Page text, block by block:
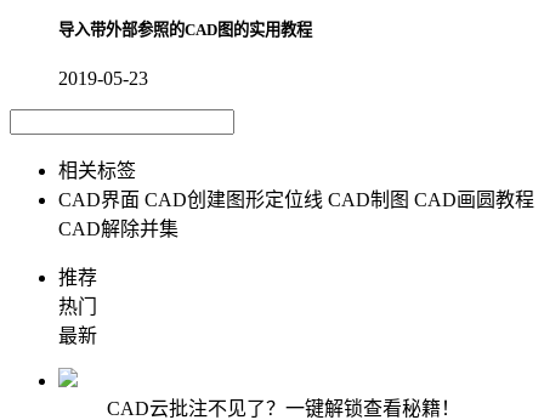
导入带外部参照的CAD图的实用教程
2019-05-23
相关标签
CAD界面 CAD创建图形定位线 CAD制图 CAD画圆教程
CAD解除并集
推荐
热门
最新
CAD云批注不见了？一键解锁查看秘籍！